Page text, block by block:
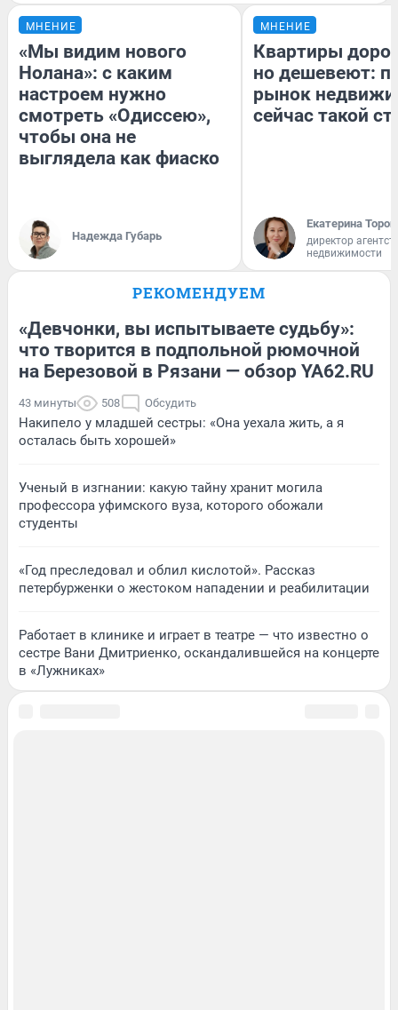
МНЕНИЕ
«Мы видим нового
Нолана»: с каким
настроем нужно
смотреть «Одиссею»,
чтобы она не
выглядела как фиаско
Надежда Губарь
МНЕНИЕ
Квартиры
но дешевеют:
рынок
сейчас такой
Екатерина
директор
недвижимости
РЕКОМЕНДУЕМ
«Девчонки, вы испытываете судьбу»:
что творится в подпольной рюмочной
на Березовой в Рязани — обзор YA62.RU
43 минуты 508 Обсудить
Накипело у младшей сестры: «Она уехала жить, а я
осталась быть хорошей»
Ученый в изгнании: какую тайну хранит могила
профессора уфимского вуза, которого обожали
студенты
«Год преследовал и облил кислотой». Рассказ
петербурженки о жестоком нападении и реабилитации
Работает в клинике и играет в театре — что известно о
сестре Вани Дмитриенко, оскандалившейся на концерте
в «Лужниках»